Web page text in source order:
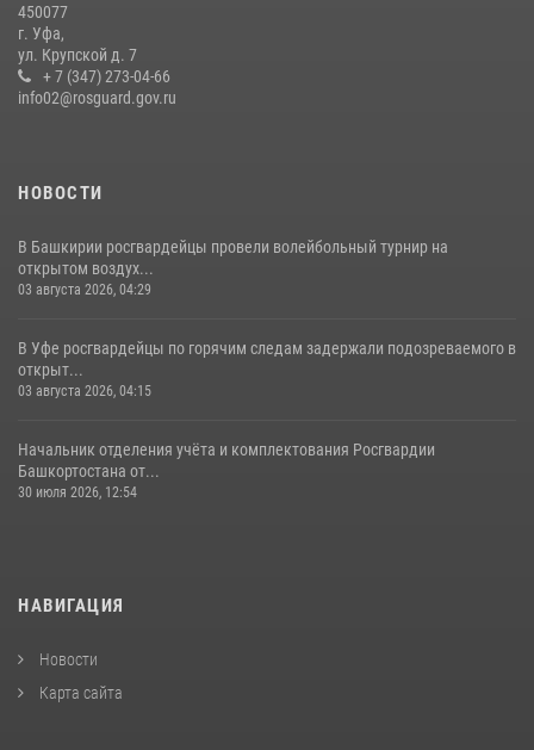
В Уфе росгвардейцы задержали пьяного дебошира, нарушавшего
покой постояльцев хостела
23 июля 2026, 12:25
450077
г. Уфа,
ул. Крупской д. 7
+ 7 (347) 273-04-66
info02@rosguard.gov.ru
НОВОСТИ
В Башкирии росгвардейцы провели волейбольный турнир на
открытом воздух...
03 августа 2026, 04:29
В Уфе росгвардейцы по горячим следам задержали подозреваемого в
открыт...
03 августа 2026, 04:15
Начальник отделения учёта и комплектования Росгвардии
Башкортостана от...
30 июля 2026, 12:54
НАВИГАЦИЯ
Новости
Карта сайта